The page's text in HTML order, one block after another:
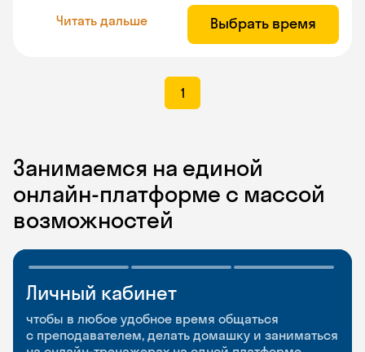
Читать дальше Выбрать время
1
Занимаемся на единой
онлайн-платформе с массой
возможностей
Личный кабинет
чтобы в любое удобное время общаться
с преподавателем, делать домашку и заниматься
Мобильное
приложение
чтобы заниматься и изучать новые слова где
Разговорные клубы
и Talks
Групповые занятия для разговорной практики